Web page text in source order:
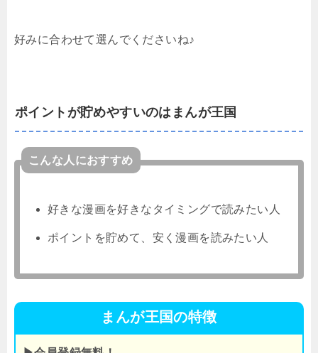
好みに合わせて選んでくださいね♪
ポイントが貯めやすいのはまんが王国
こんな人におすすめ
好きな漫画を好きなタイミングで読みたい人
ポイントを貯めて、安く漫画を読みたい人
まんが王国の特徴